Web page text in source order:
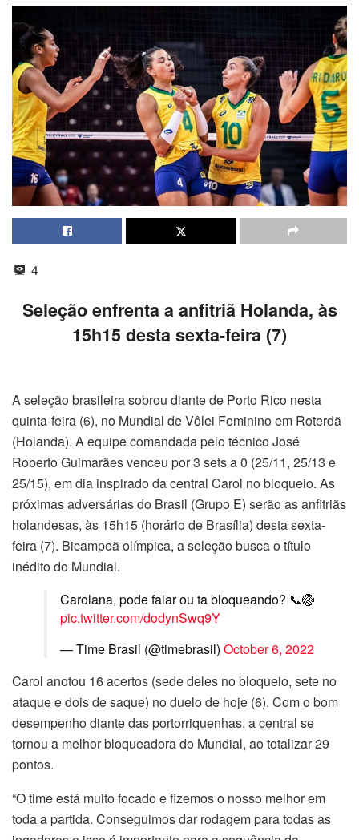
4
Seleção enfrenta a anfitriã Holanda, às
15h15 desta sexta-feira (7)
A seleção brasileira sobrou diante de Porto Rico nesta
quinta-feira (6), no Mundial de Vôlei Feminino em Roterdã
(Holanda). A equipe comandada pelo técnico José
Roberto Guimarães venceu por 3 sets a 0 (25/11, 25/13 e
25/15), em dia inspirado da central Carol no bloqueio. As
próximas adversárias do Brasil (Grupo E) serão as anfitriãs
holandesas, às 15h15 (horário de Brasília) desta sexta-
feira (7). Bicampeã olímpica, a seleção busca o título
inédito do Mundial.
Carolana, pode falar ou ta bloqueando? 📞🏐
pic.twitter.com/dodynSwq9Y
— Time Brasil (@timebrasil) October 6, 2022
Carol anotou 16 acertos (sede deles no bloqueio, sete no
ataque e dois de saque) no duelo de hoje (6). Com o bom
desempenho diante das portorriquenhas, a central se
tornou a melhor bloqueadora do Mundial, ao totalizar 29
pontos.
“O time está muito focado e fizemos o nosso melhor em
toda a partida. Conseguimos dar rodagem para todas as